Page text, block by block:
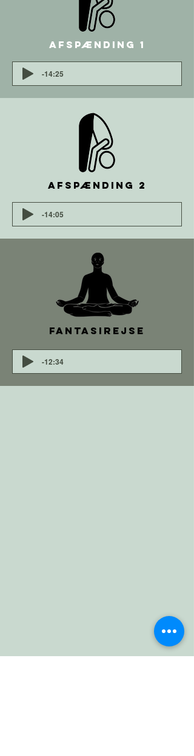
Afspænding 1
-14:25
afspænding 2
-14:05
fantasirejse
-12:34